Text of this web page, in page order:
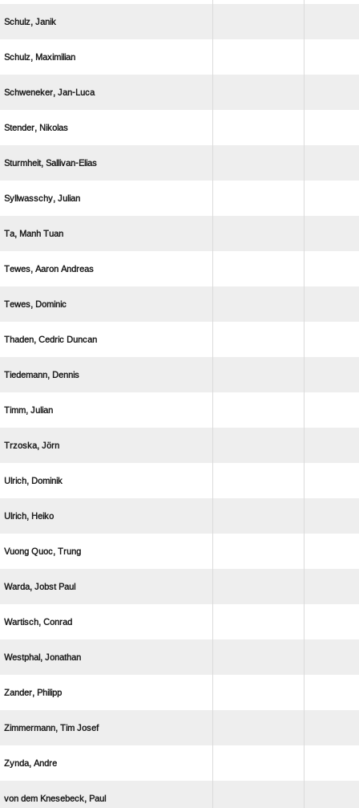
 
 
 
 
 
 
  
  
 
  
 
 
 
 
 
  
  
 
 
 
  
 
   